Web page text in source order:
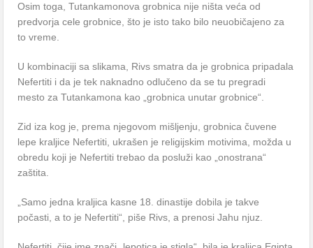
Osim toga, Tutankamonova grobnica nije ništa veća od
predvorja cele grobnice, što je isto tako bilo neuobičajeno za
to vreme.
U kombinaciji sa slikama, Rivs smatra da je grobnica pripadala
Nefertiti i da je tek naknadno odlučeno da se tu pregradi
mesto za Tutankamona kao „grobnica unutar grobnice“.
Zid iza kog je, prema njegovom mišljenju, grobnica čuvene
lepe kraljice Nefertiti, ukrašen je religijskim motivima, možda u
obredu koji je Nefertiti trebao da posluži kao „onostrana“
zaštita.
„Samo jedna kraljica kasne 18. dinastije dobila je takve
počasti, a to je Nefertiti“, piše Rivs, a prenosi Jahu njuz.